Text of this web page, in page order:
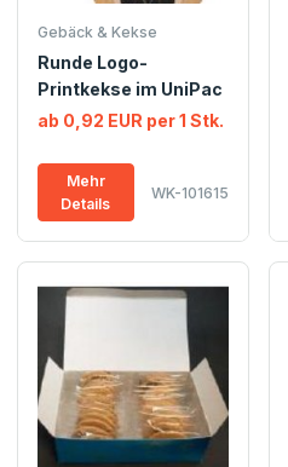
Gebäck & Kekse
Runde Logo-
Printkekse im UniPac
ab 0,92 EUR per 1 Stk.
Mehr
Details
WK-101615